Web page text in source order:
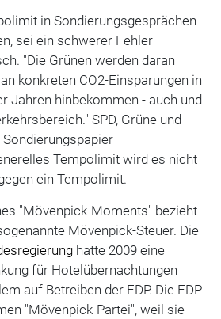
in Sondierungsgesprächen
sei ein schwerer Fehler
"Die Grünen werden daran
konkreten CO2-Einsparungen in
Jahren hinbekommen - auch und
SPD, Grüne und
Tempolimit wird es nicht
ein Tempolimit.
"Mövenpick-Moments" bezieht
Mövenpick-Steuer. Die
hatte 2009 eine
für Hotelübernachtungen
auf Betreiben der FDP. Die FDP
"Mövenpick-Partei", weil sie